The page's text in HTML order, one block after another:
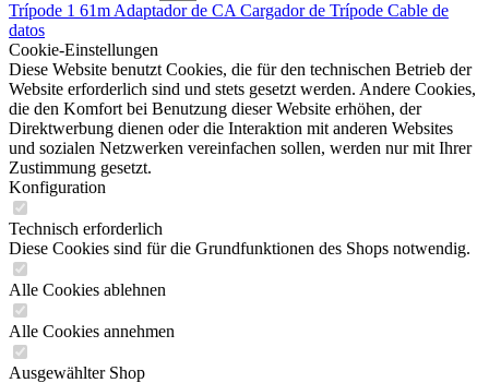
Trípode 1 61m Adaptador de CA Cargador de Trípode Cable de
datos
Cookie-Einstellungen
Diese Website benutzt Cookies, die für den technischen Betrieb der
Website erforderlich sind und stets gesetzt werden. Andere Cookies,
die den Komfort bei Benutzung dieser Website erhöhen, der
Direktwerbung dienen oder die Interaktion mit anderen Websites
und sozialen Netzwerken vereinfachen sollen, werden nur mit Ihrer
Zustimmung gesetzt.
Konfiguration
Technisch erforderlich
Diese Cookies sind für die Grundfunktionen des Shops notwendig.
Alle Cookies ablehnen
Alle Cookies annehmen
Ausgewählter Shop